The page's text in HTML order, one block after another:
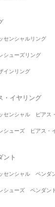
センシャルリング
シューズリング
インリング
・イヤリング
センシャル ピアス
シューズ ピアス・
ント
センシャル ペンダ
シューズ ペンダント